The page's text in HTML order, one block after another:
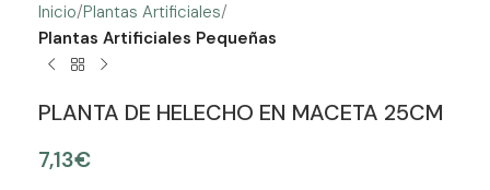
Inicio Plantas Artificiales
Plantas Artificiales Pequeñas
PLANTA DE HELECHO EN MACETA 25CM
7,13€